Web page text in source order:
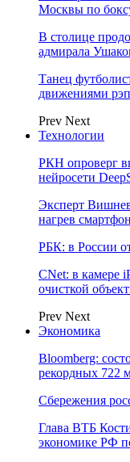
Москвы по
В столице
адмирала
Танец
движениями
Prev Next
Технологии
РКН опроверг
нейросети
Эксперт
нагрев
РБК: в России
CNet: в камере
очисткой
Prev Next
Экономика
Bloomberg:
рекордных 722
Сбережения
Глава ВТБ
экономике РФ